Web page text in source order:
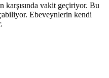
karşısında vakit geçiriyor. Bu
Ebeveynlerin kendi